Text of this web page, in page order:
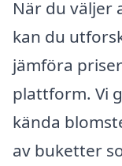
När du väljer
kan du
jämföra
plattform. Vi
kända
av buketter